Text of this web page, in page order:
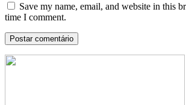
Save my name, email, and website in this
time I comment.